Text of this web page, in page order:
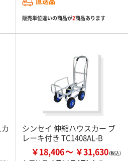
販売単位違いの商品が2商品あります
シンセイ 伸縮ハウスカー ブ
レーキ付き TC1408AL-B
￥18,406 ￥31,630